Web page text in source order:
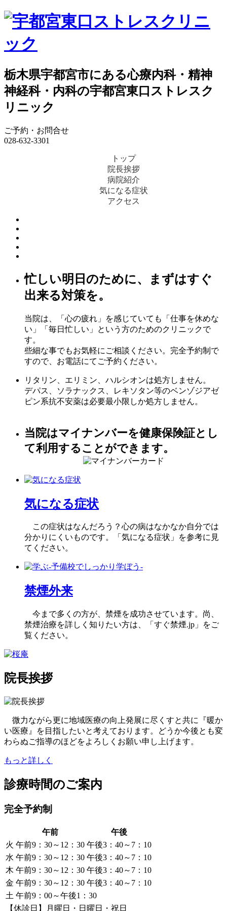
栃木県宇都宮市にある心療内科・精神
神経科・内科の宇都宮東口ストレスク
リニック
ご予約・お問合せ
028-632-3301
トップ
院長挨拶
病院紹介
気になる症状
アクセス
忙しい明日のために、まずはすぐ
出来る対策を。
当院は、「心の疲れ」を感じていても「仕事を休めな
い」「毎日忙しい」という方のためのクリニックで
す。
些細な事でもお気軽にご相談ください。完全予約制で
すので、お電話にてご予約ください。
リタリン、エリミン、ハルシオンは処方しません。
デパス、ソラナックス、レキソタン等のベンゾジアゼ
ピン系抗不安薬は必要最小限しか処方しません。
当院はマイナンバーを健康保険証とし
て利用することができます。
気になる症状
この症状はなんだろう？心の病はなかなか自分では
分かりにくいものです。「気になる症状」を参考に見
てください。
禁煙外来
今まで多くの方が、禁煙を成功させています。尚、
禁煙治療を詳しく知りたい方は、「すぐ禁煙.jp」をご
覧ください。
院長挨拶
微力ながら更に地域医療の向上発展に尽くすと共に『暖か
い医療』を目指したいと考えております。どうか今後とも変
わらぬご指導のほどをよろしくお願い申し上げます。
もっと詳しく
診療時間のご案内
完全予約制
午前
午後
火 午前9：30～12：30 午後3：40～7：10
水 午前9：30～12：30 午後3：40～7：10
木 午前9：30～12：30 午後3：40～7：10
金 午前9：30～12：30 午後3：40～7：10
土 午前9：00～午後1：30
【休診日】月曜日・日曜日・祝日